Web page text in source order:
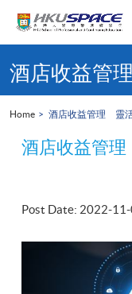
content
start酒店收益管
Home 酒店收益管理 靈
酒店收益管
Post Date: 2022-